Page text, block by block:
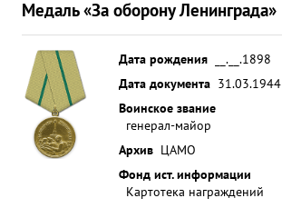
Медаль «За оборону Ленинграда»
Дата рождения
__.__.1898
Дата документа 31.03.1944
Воинское звание
генерал-майор
Архив ЦАМО
Фонд ист. информации
Картотека награждений